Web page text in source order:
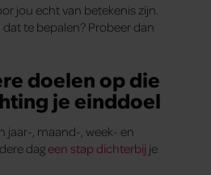
jou echt van betekenis zijn.
te bepalen? Probeer dan
doelen op die
je einddoel
jaar-, maand-, week- en
dageen stap dichterbij je